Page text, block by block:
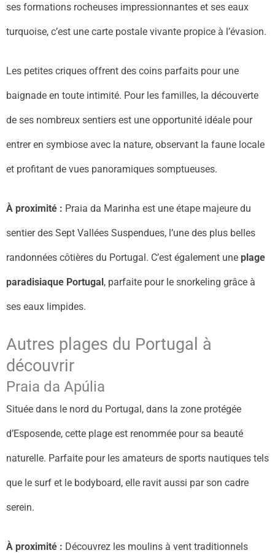
ses formations rocheuses impressionnantes et ses eaux
turquoise, c’est une carte postale vivante propice à l’évasion.
Les petites criques offrent des coins parfaits pour une
baignade en toute intimité. Pour les familles, la découverte
de ses nombreux sentiers est une opportunité idéale pour
entrer en symbiose avec la nature, observant la faune locale
et profitant de vues panoramiques somptueuses.
À proximité : Praia da Marinha est une étape majeure du
sentier des Sept Vallées Suspendues, l’une des plus belles
randonnées côtières du Portugal. C’est également une plage
paradisiaque Portugal, parfaite pour le snorkeling grâce à
ses eaux limpides.
Autres plages du Portugal à
découvrir
Praia da Apúlia
Située dans le nord du Portugal, dans la zone protégée
d’Esposende, cette plage est renommée pour sa beauté
naturelle. Parfaite pour les amateurs de sports nautiques tels
que le surf et le bodyboard, elle ravit aussi par son cadre
serein.
À proximité : Découvrez les moulins à vent traditionnels